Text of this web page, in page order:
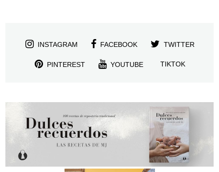
INSTAGRAM FACEBOOK TWITTER
PINTEREST YOUTUBE TIKTOK